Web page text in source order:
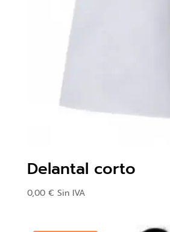
Delantal corto
0,00 € Sin IVA